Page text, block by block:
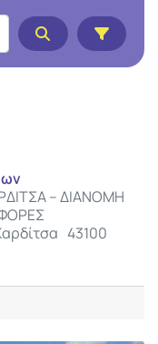
Αναζήτηση
– ΔΙΑΝΟΜΗ
43100